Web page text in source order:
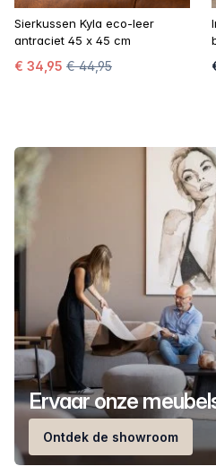
Sierkussen Kyla eco-leer
antraciet 45 x 45 cm
€ 34,95 € 44,95
Ervaar onze
Ontdek de showroom